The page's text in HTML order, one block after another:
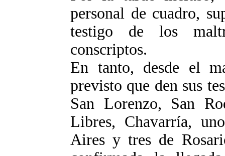
personal de cuadro,
testigo de los
conscriptos.
En tanto, desde el
previsto que den sus
San Lorenzo, San
Libres, Chavarría,
Aires y tres de